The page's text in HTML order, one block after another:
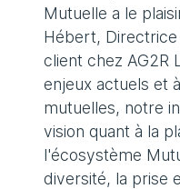
Mutuelle a le
Hébert, Directrice
client chez AG2R
enjeux actuels et
mutuelles, notre
vision quant à la
l'écosystème
diversité, la prise